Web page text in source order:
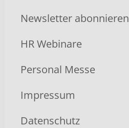
Newsletter abonnieren
HR Webinare
Personal Messe
Impressum
Datenschutz